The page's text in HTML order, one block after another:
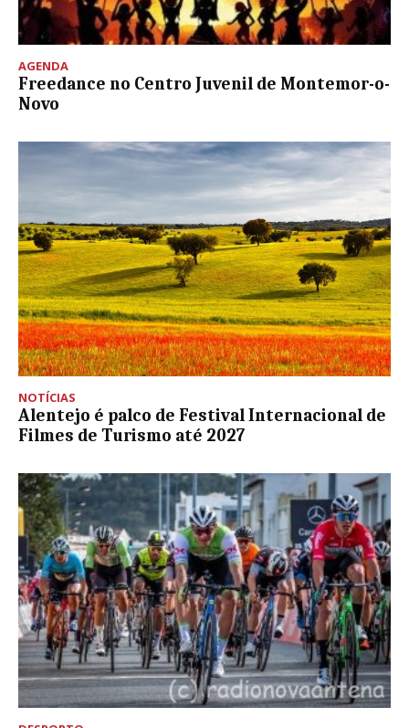
AGENDA
Freedance no Centro Juvenil de Montemor-o-
Novo
NOTÍCIAS
Alentejo é palco de Festival Internacional de
Filmes de Turismo até 2027